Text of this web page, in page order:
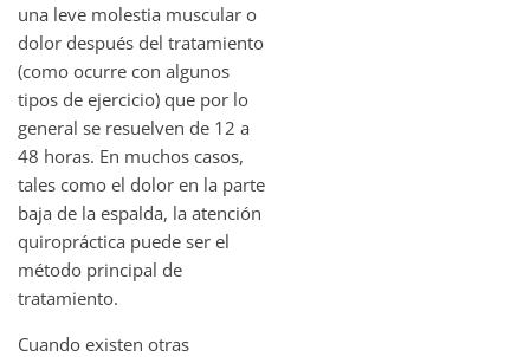
una leve molestia muscular o
dolor después del tratamiento
(como ocurre con algunos
tipos de ejercicio) que por lo
general se resuelven de 12 a
48 horas. En muchos casos,
tales como el dolor en la parte
baja de la espalda, la atención
quiropráctica puede ser el
método principal de
tratamiento.
Cuando existen otras